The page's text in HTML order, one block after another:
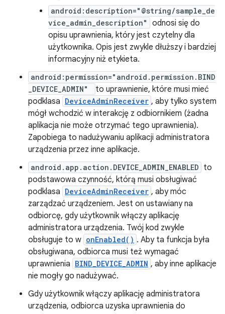
android:description="@string/sample_de
vice_admin_description"
odnosi się do
opisu uprawnienia, który jest czytelny dla
użytkownika. Opis jest zwykle dłuższy i bardziej
informacyjny niż etykieta.
android:permission="android.permission.BIND
_DEVICE_ADMIN"
to uprawnienie, które musi mieć
podklasa DeviceAdminReceiver , aby tylko system
mógł wchodzić w interakcję z odbiornikiem (żadna
aplikacja nie może otrzymać tego uprawnienia).
Zapobiega to nadużywaniu aplikacji administratora
urządzenia przez inne aplikacje.
android.app.action.DEVICE_ADMIN_ENABLED to
podstawowa czynność, którą musi obsługiwać
podklasa DeviceAdminReceiver , aby móc
zarządzać urządzeniem. Jest on ustawiany na
odbiorcę, gdy użytkownik włączy aplikację
administratora urządzenia. Twój kod zwykle
obsługuje to w onEnabled() . Aby ta funkcja była
obsługiwana, odbiorca musi też wymagać
uprawnienia BIND_DEVICE_ADMIN , aby inne aplikacje
nie mogły go nadużywać.
Gdy użytkownik włączy aplikację administratora
urządzenia, odbiorca uzyska uprawnienia do